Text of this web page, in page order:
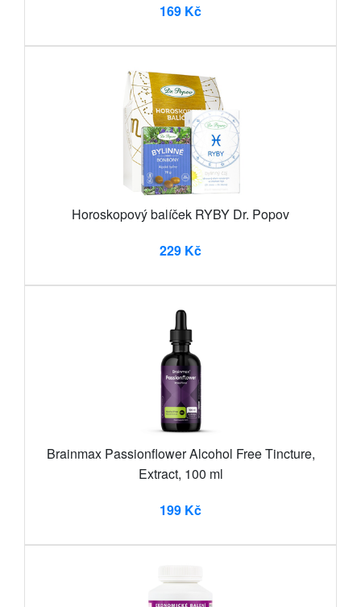
169 Kč
Horoskopový balíček RYBY Dr. Popov
229 Kč
Brainmax Passionflower Alcohol Free Tincture,
Extract, 100 ml
199 Kč